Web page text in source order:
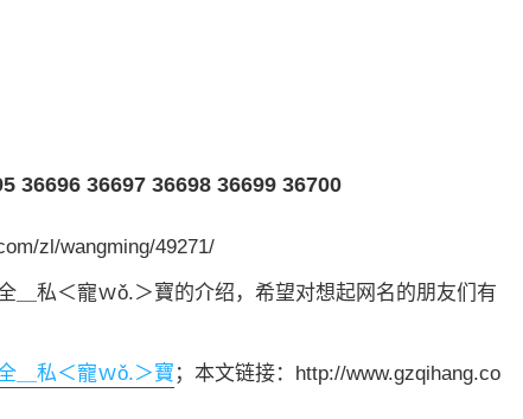
36696 36697 36698 36699 36700
zl/wangming/49271/
＿私＜寵ｗǒ.＞寶的介绍，希望对想起网名的朋友们有
＿私＜寵ｗǒ.＞寶 ；本文链接：http://www.gzqihang.co